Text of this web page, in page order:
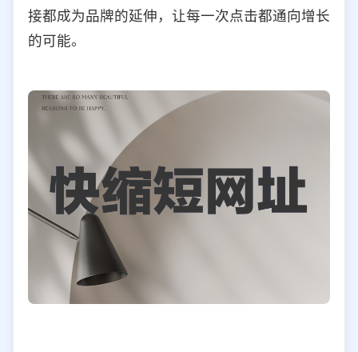
接都成为品牌的延伸，让每一次点击都通向增长
的可能。